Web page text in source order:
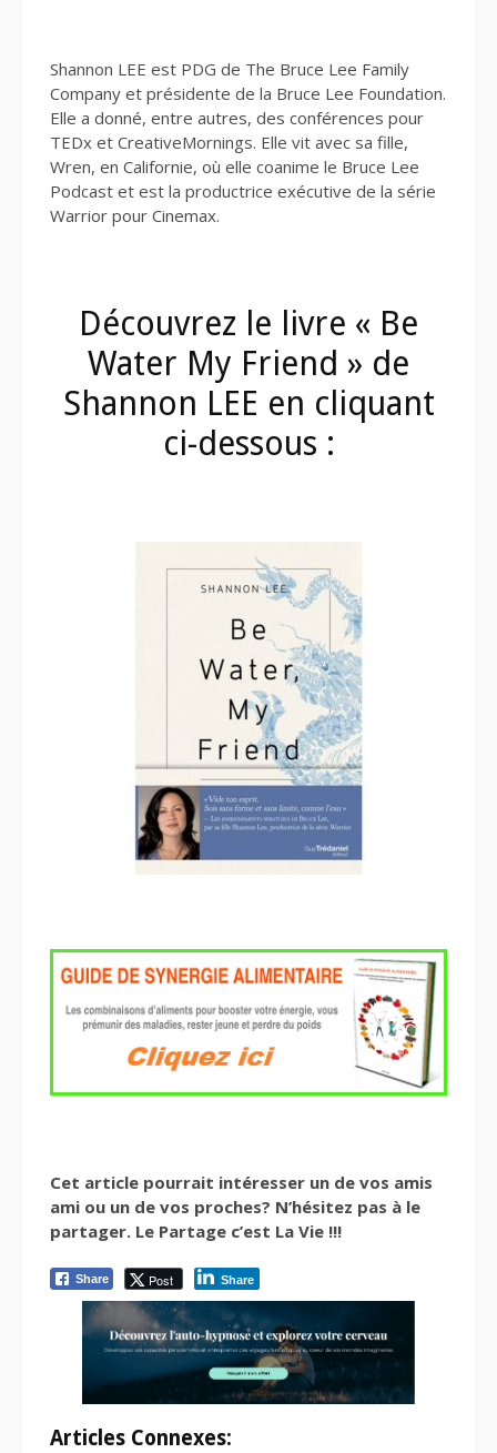
Shannon LEE est PDG de The Bruce Lee Family
Company et présidente de la Bruce Lee Foundation.
Elle a donné, entre autres, des conférences pour
TEDx et CreativeMornings. Elle vit avec sa fille,
Wren, en Californie, où elle coanime le Bruce Lee
Podcast et est la productrice exécutive de la série
Warrior pour Cinemax.
Découvrez le livre « Be
Water My Friend » de
Shannon LEE en cliquant
ci-dessous :
Cet article pourrait intéresser un de vos amis
ami ou un de vos proches? N’hésitez pas à le
partager. Le Partage c’est La Vie !!!
Share Post Share
Articles Connexes: